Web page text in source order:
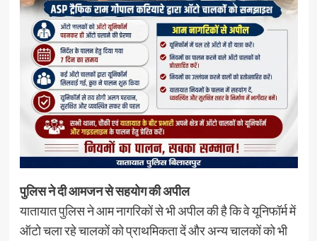
पुलिस ने दी आमजन से सहयोग की अपील
यातायात पुलिस ने आम नागरिकों से भी अपील की है कि वे यूनिफॉर्म में
ऑटो चला रहे चालकों को प्राथमिकता दें और अन्य चालकों को भी